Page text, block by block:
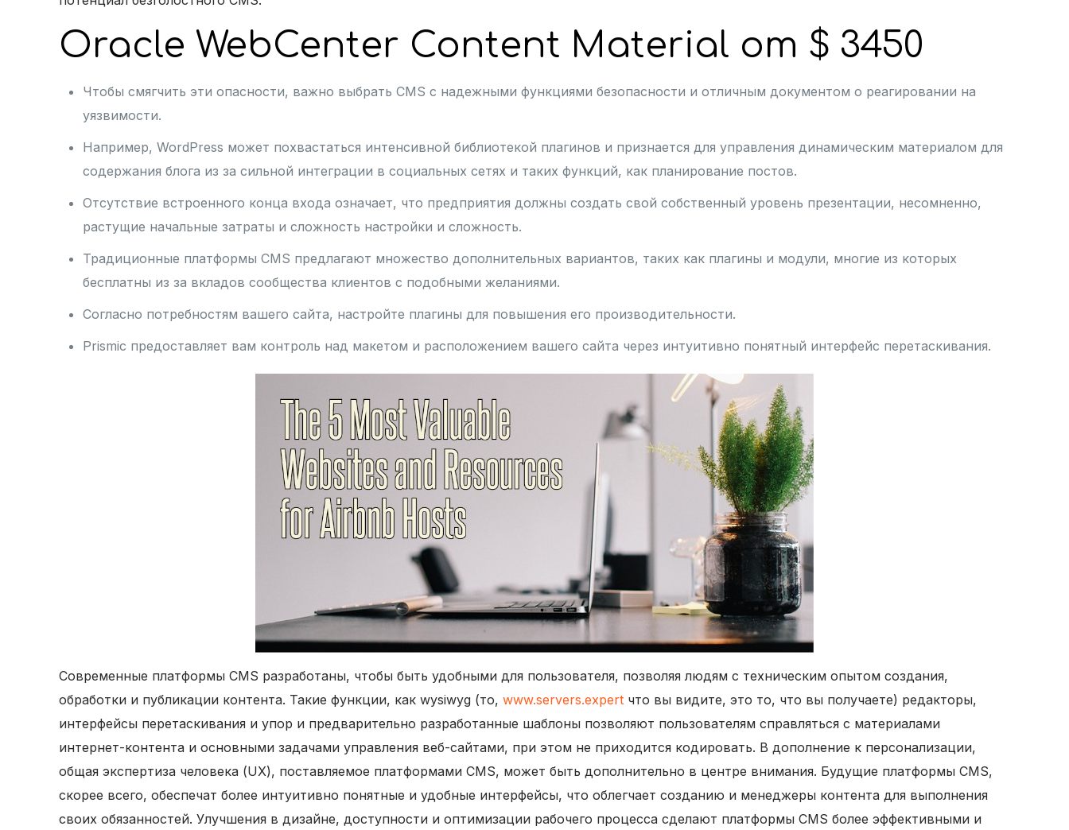
Oracle WebCenter Content Material от $ 3450
Чтобы смягчить эти опасности, важно выбрать CMS с надежными функциями безопасности и отличным документом о реагировании на
уязвимости.
Например, WordPress может похвастаться интенсивной библиотекой плагинов и признается для управления динамическим материалом для
содержания блога из за сильной интеграции в социальных сетях и таких функций, как планирование постов.
Отсутствие встроенного конца входа означает, что предприятия должны создать свой собственный уровень презентации, несомненно,
растущие начальные затраты и сложность настройки и сложность.
Традиционные платформы CMS предлагают множество дополнительных вариантов, таких как плагины и модули, многие из которых
бесплатны из за вкладов сообщества клиентов с подобными желаниями.
Согласно потребностям вашего сайта, настройте плагины для повышения его производительности.
Prismic предоставляет вам контроль над макетом и расположением вашего сайта через интуитивно понятный интерфейс перетаскивания.
Современные платформы CMS разработаны, чтобы быть удобными для пользователя, позволяя людям с техническим опытом создания,
обработки и публикации контента. Такие функции, как wysiwyg (то,www.servers.expert что вы видите, это то, что вы получаете) редакторы,
интерфейсы перетаскивания и упор и предварительно разработанные шаблоны позволяют пользователям справляться с материалами
интернет-контента и основными задачами управления веб-сайтами, при этом не приходится кодировать. В дополнение к персонализации,
общая экспертиза человека (UX), поставляемое платформами CMS, может быть дополнительно в центре внимания. Будущие платформы CMS,
скорее всего, обеспечат более интуитивно понятные и удобные интерфейсы, что облегчает созданию и менеджеры контента для выполнения
своих обязанностей. Улучшения в дизайне, доступности и оптимизации рабочего процесса сделают платформы CMS более эффективными и